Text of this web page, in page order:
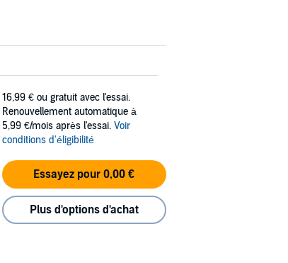
16,99 € ou gratuit avec l'essai.
Renouvellement automatique à
5,99 €/mois après l'essai. Voir
conditions d'éligibilité
Essayez pour 0,00 €
Plus d'options d'achat